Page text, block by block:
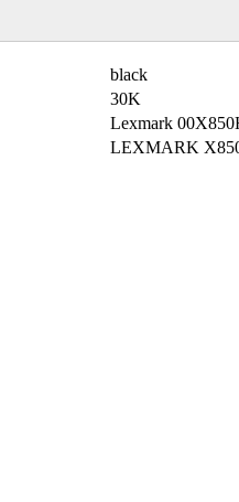
black
30K
Lexmark
LEXMARK